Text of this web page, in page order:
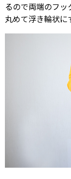
るので両端のフッ
丸めて浮き輪状に